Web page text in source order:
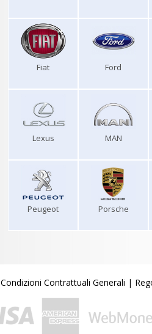
Fiat Ford
Lexus MAN
Peugeot Porsche
Condizioni Contrattuali Generali |